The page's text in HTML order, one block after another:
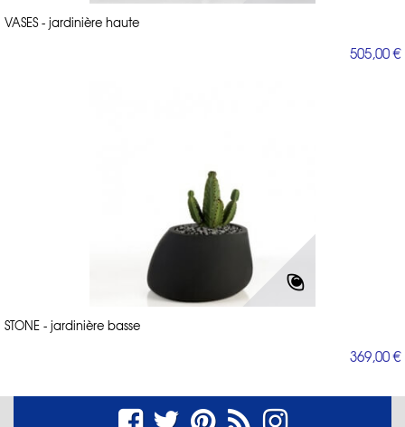
VASES - jardinière haute
505,00 €
STONE - jardinière basse
369,00 €